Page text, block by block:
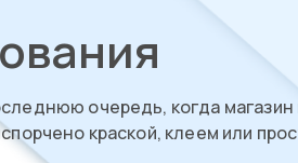
очередь, когда
краской, клеем или